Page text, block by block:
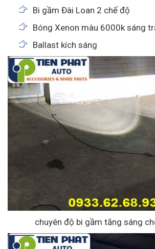
Bi gầm Đài Loan 2 chế độ
Bóng Xenon màu 6000k sáng
Ballast kích sáng
chuyên độ bi gầm tăng sáng